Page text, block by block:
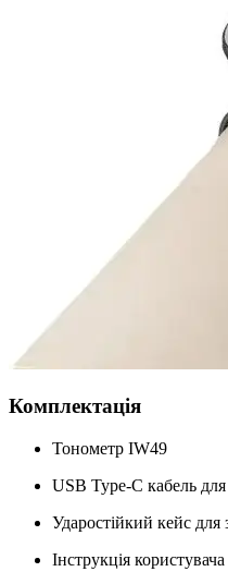
Комплектація
Тонометр IW49
USB Type-C кабель для
Ударостійкий кейс для
Інструкція